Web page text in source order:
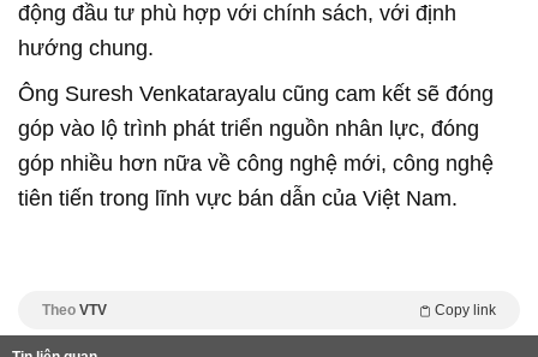
động đầu tư phù hợp với chính sách, với định
hướng chung.
Ông Suresh Venkatarayalu cũng cam kết sẽ đóng
góp vào lộ trình phát triển nguồn nhân lực, đóng
góp nhiều hơn nữa về công nghệ mới, công nghệ
tiên tiến trong lĩnh vực bán dẫn của Việt Nam.
Theo VTV Copy link